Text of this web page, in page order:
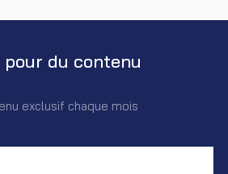
du contenu
exclusif chaque mois